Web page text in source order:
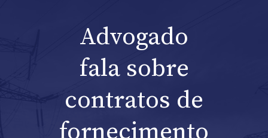
Advogado
fala sobre
contratos de